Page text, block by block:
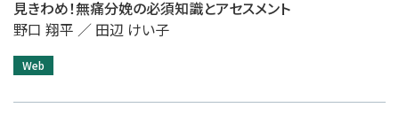
見きわめ！無痛分娩の必須知識とアセスメント
野口 翔平 ／ 田辺 けい子
Web